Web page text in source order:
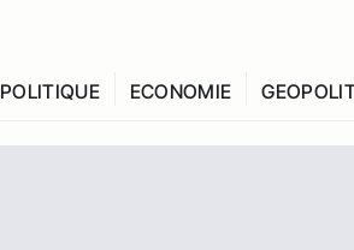
POLITIQUE ECONOMIE